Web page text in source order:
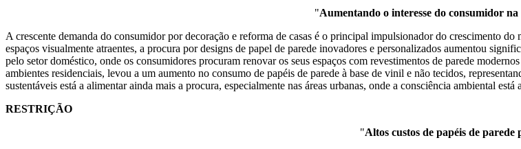
"Aumentando o interesse do consumidor na
A crescente demanda do consumidor por decoração e reforma de casas é o principal impulsionador do crescimento
espaços visualmente atraentes, a procura por designs de papel de parede inovadores e personalizados aumentou
pelo setor doméstico, onde os consumidores procuram renovar os seus espaços com revestimentos de parede
ambientes residenciais, levou a um aumento no consumo de papéis de parede à base de vinil e não tecidos,
sustentáveis ​​está a alimentar ainda mais a procura, especialmente nas áreas urbanas, onde a consciência ambiental está
RESTRIÇÃO
"Altos custos de papéis de parede